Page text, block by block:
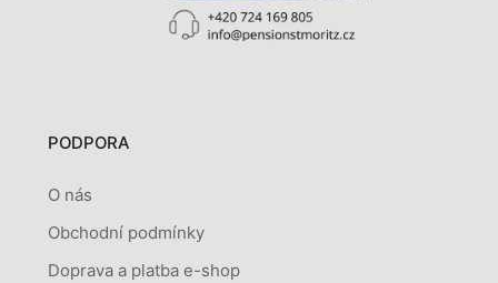
PODPORA
O nás
Obchodní podmínky
Doprava a platba e-shop